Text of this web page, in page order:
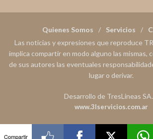
Quienes Somos Servicios
Las noticias y expresiones que reproduce
implica compartir en modo alguno las mismas,
de sus autores las eventuales
lugar o derivar.
Desarrollo de TresLineas
www.3lservicios.com.ar
Compartir